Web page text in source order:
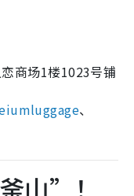
商场1楼1023号铺
、
山”！